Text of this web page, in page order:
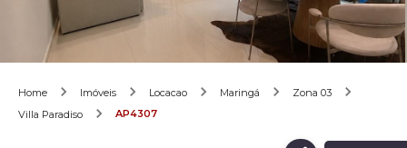
Home Imóveis Locacao Maringá
Zona 03
Villa Paradiso
AP4307